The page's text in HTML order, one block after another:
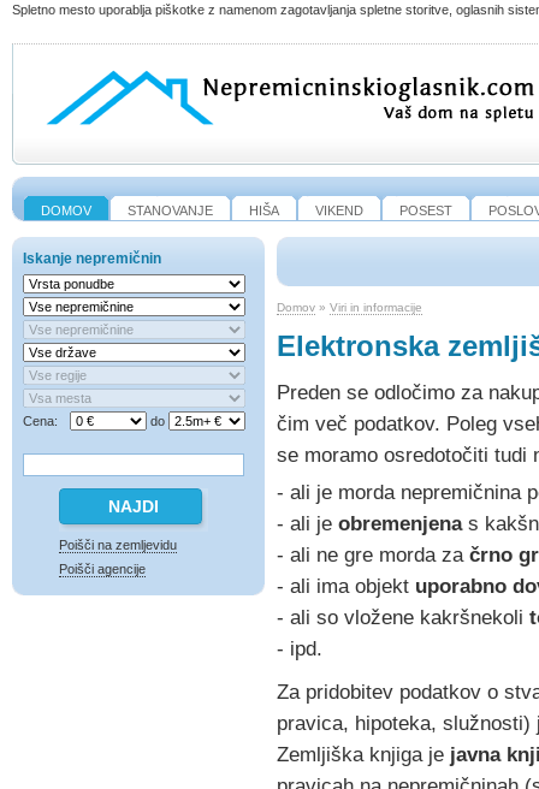
Spletno mesto uporablja piškotke z namenom zagotavljanja spletne storitve, oglasnih
DOMOV STANOVANJE HIŠA VIKEND POSEST
Iskanje nepremičnin
Cena: do
Poišči na zemljevidu
Poišči agencije
Domov » Viri in informacije
Elektronska
Preden se odločimo za
čim več podatkov. Poleg
se moramo osredotočiti tudi
- ali je morda nepremičnina
- ali je obremenjenas
- ali ne gre morda za črno
- ali ima objekt uporabno
- ali so vložene kakršnekoli
- ipd.
Za pridobitev podatkov o
pravica, hipoteka,
Zemljiška knjiga je javna